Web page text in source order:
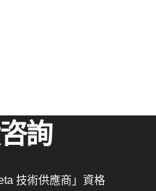
詢
技術供應商」資格